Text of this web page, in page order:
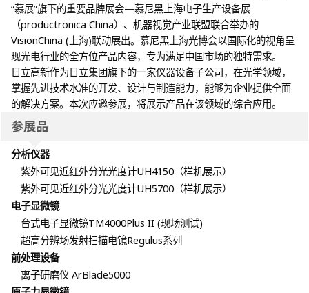
“慕展”旗下的重要品牌展会—慕尼黑上海电子生产设备展
（productronica China）、机器视觉产业联盟联合举办的
VisionChina (上海)联动展出。慕尼黑上海光博会以国际化的视角呈
现光电行业的全方位产品内容，专为满足中国市场的独特需求。
日立高新作为日立集团旗下的一家仪器设备子公司，在光学领域，
掌握先进技术水准的开发、设计与制造能力，能够为企业提供全面
的解决方案。本次应邀参展，将展示产品在该领域的综合应用。
参展品
分析仪器
紫外可见近红外分光光度计UH4150（样机展示）
紫外可见近红外分光光度计UH5700（样机展示）
电子显微镜
台式电子显微镜TM4000Plus II (现场测试)
超高分辨场发射扫描电镜Regulus系列
前处理设备
离子研磨仪 ArBlade5000